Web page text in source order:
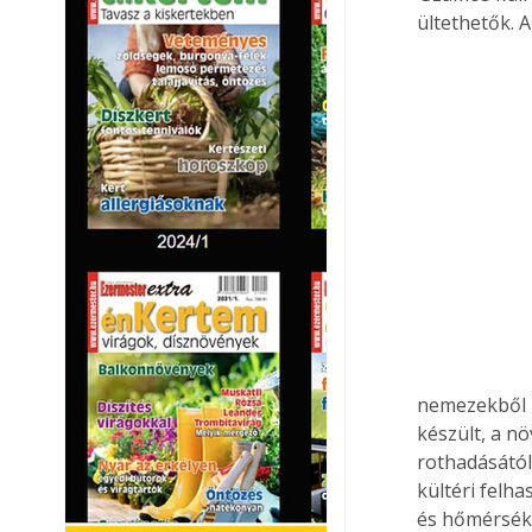
ültethetők.
készült, a
kültéri
és